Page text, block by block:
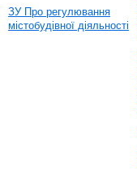
ЗУ Про регулювання
містобудівної діяльності